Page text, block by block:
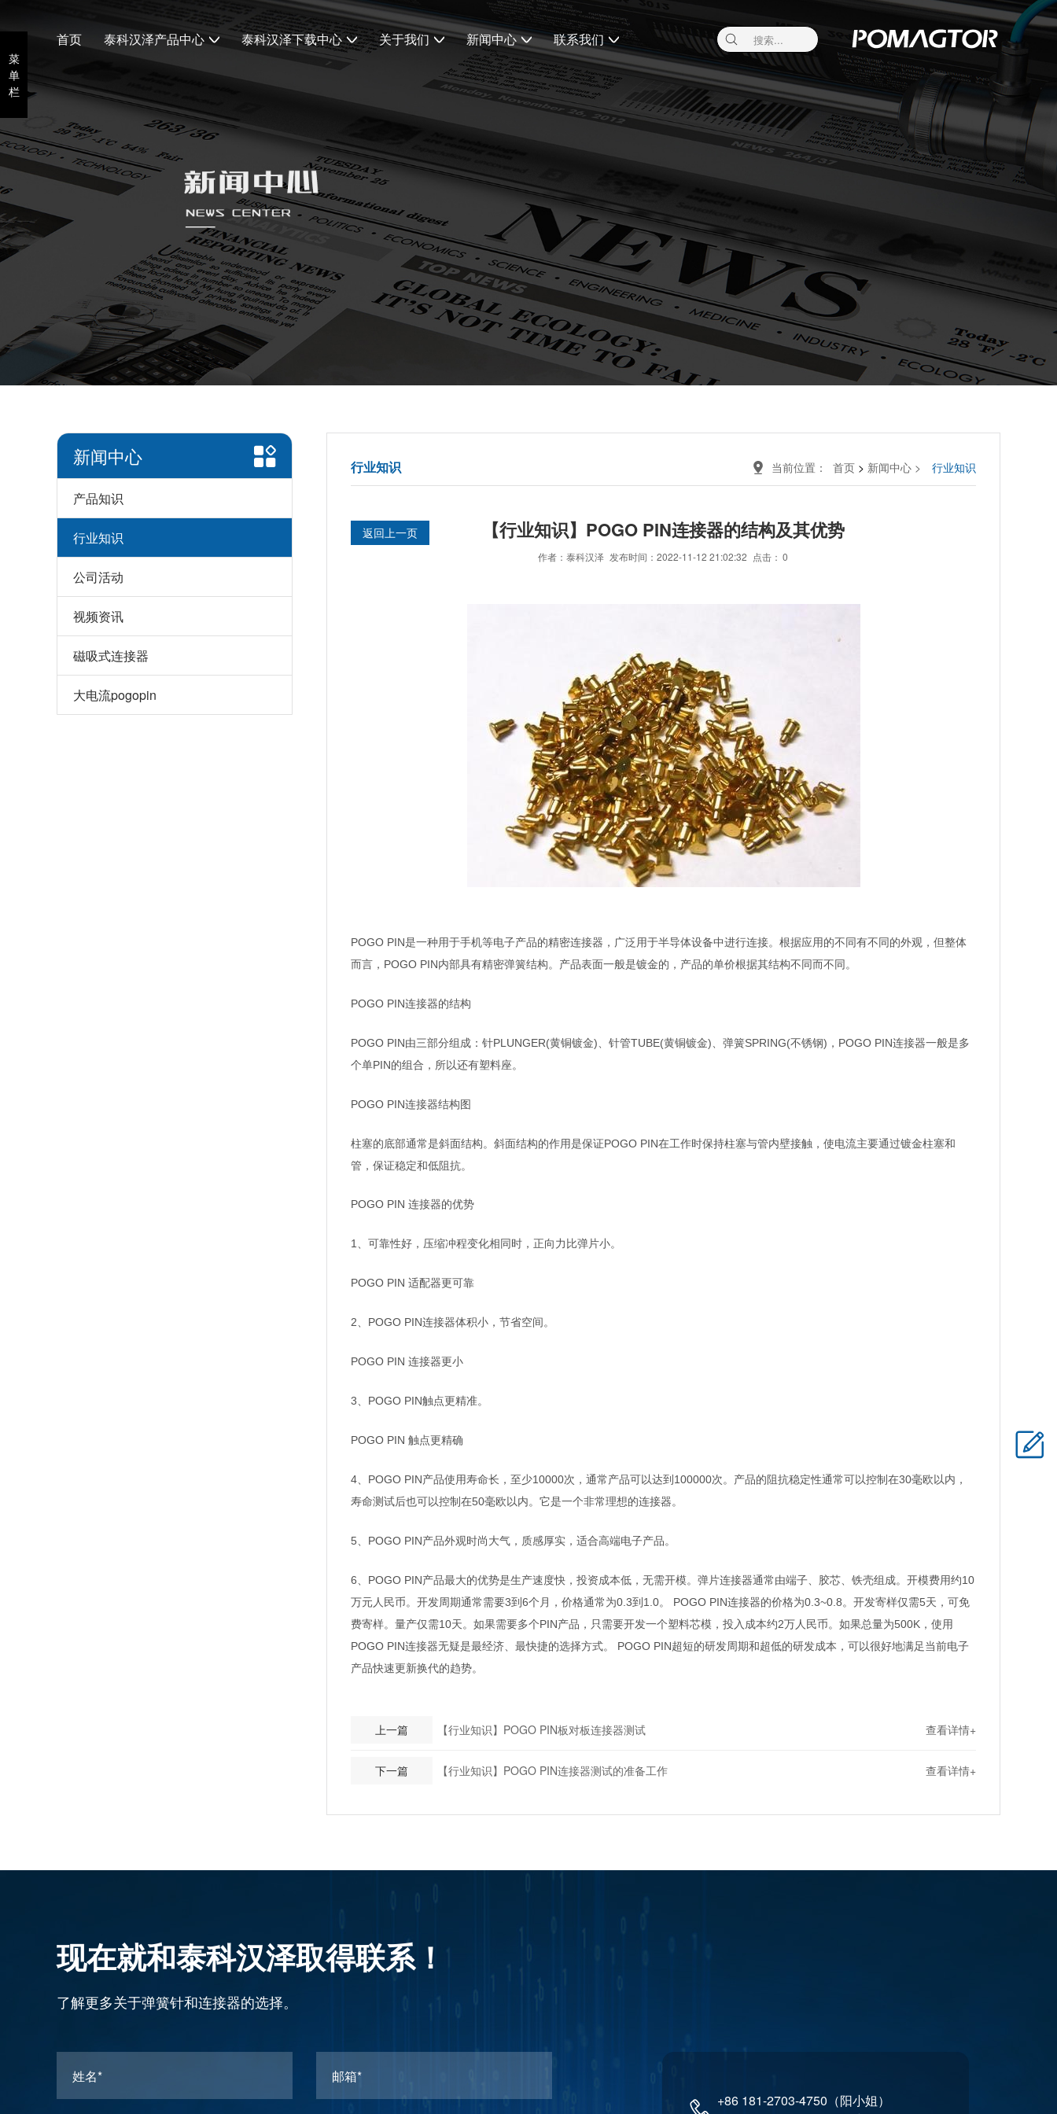
首页
泰科汉泽产品中心
POGO PIN
POGO PIN连接器
磁吸连接器
磁吸数据线
五金车削件
智能服饰温控线
泰科汉泽下载中心
关于我们
荣誉证书
专利证书
新闻中心
产品知识
行业知识
磁吸式连接器
大电流pogopin
联系我们
联系方式
联系表单
招聘信息
菜
单
栏
菜
单
栏
新闻中心
产品知识
行业知识
公司活动
视频资讯
磁吸式连接器
大电流pogopin
行业知识 当前位置： 首页 > 新闻中心 > 行业知识
返回上一页 【行业知识】POGO PIN连接器的结构及其优势
作者：泰科汉泽 发布时间：2022-11-12 21:02:32 点击： 0
POGO PIN是一种用于手机等电子产品的精密连接器，广泛用于半导体设备中进行连接。根据应用的不同有不同的外观，但整体
而言， POGO PIN内部具有精密弹簧结构。产品表面一般是镀金的，产品的单价根据其结构不同而不同。
POGO PIN连接器的结构
POGO PIN由三部分组成：针PLUNGER(黄铜镀金)、针管TUBE(黄铜镀金)、弹簧SPRING(不锈钢) ， POGO PIN连接器一般是多
个单PIN的组合，所以还有塑料座。
POGO PIN连接器结构图
柱塞的底部通常是斜面结构。斜面结构的作用是保证POGO PIN在工作时保持柱塞与管内壁接触，使电流主要通过镀金柱塞和
管，保证稳定和低阻抗。
POGO PIN 连接器的优势
1 、可靠性好，压缩冲程变化相同时，正向力比弹片小。
POGO PIN 适配器更可靠
2、 POGO PIN连接器体积小，节省空间。
POGO PIN 连接器更小
3、 POGO PIN触点更精准。
POGO PIN 触点更精确
4、 POGO PIN产品使用寿命长，至少10000次，通常产品可以达到100000次。产品的阻抗稳定性通常可以控制在30毫欧以内，
寿命测试后也可以控制在50毫欧以内。它是一个非常理想的连接器。
5、 POGO PIN产品外观时尚大气，质感厚实，适合高端电子产品。
6、 POGO PIN产品最大的优势是生产速度快，投资成本低，无需开模。弹片连接器通常由端子、胶芯、铁壳组成。开模费用约10
万元人民币。开发周期通常需要3到6个月，价格通常为0.3到1.0。 POGO PIN连接器的价格为0.3~0.8。开发寄样仅需5天，可免
费寄样。量产仅需10天。如果需要多个PIN产品，只需要开发一个塑料芯模，投入成本约2万人民币。如果总量为500K ，使用
POGO PIN连接器无疑是最经济、最快捷的选择方式。 POGO PIN超短的研发周期和超低的研发成本，可以很好地满足当前电子
产品快速更新换代的趋势。
上一篇 【行业知识】POGO PIN板对板连接器测试 查看详情+
下一篇 【行业知识】POGO PIN连接器测试的准备工作 查看详情+
现在就和泰科汉泽取得联系！
了解更多关于弹簧针和连接器的选择。
+86 181-2703-4750（阳小姐）